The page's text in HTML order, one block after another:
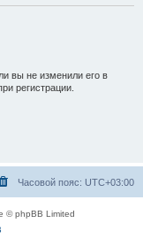
вы не изменили его в
регистрации.
Часовой пояс: UTC+03:00
© phpBB Limited